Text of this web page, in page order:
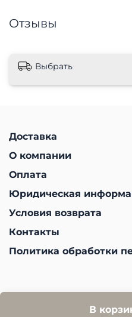
В
Отзывы
Выбрать
Доставка
О компании
Оплата
Юридическая
Условия возврата
Контакты
Политика обработки